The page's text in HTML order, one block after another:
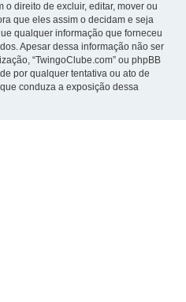
o direito de excluir, editar, mover ou
que eles assim o decidam e seja
qualquer informação que forneceu
Apesar dessa informação não ser
“TwingoClube.com” ou phpBB
por qualquer tentativa ou ato de
conduza a exposição dessa